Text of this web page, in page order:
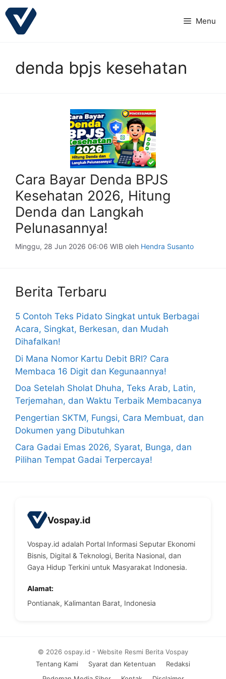
Langsung
ke
Menu
denda bpjs kesehatan
Cara Bayar Denda BPJS
Kesehatan 2026, Hitung
Denda dan Langkah
Pelunasannya!
Minggu, 28 Jun 2026 06:06 WIB oleh Hendra Susanto
Berita Terbaru
5 Contoh Teks Pidato Singkat untuk Berbagai
Acara, Singkat, Berkesan, dan Mudah
Dihafalkan!
Di Mana Nomor Kartu Debit BRI? Cara
Membaca 16 Digit dan Kegunaannya!
Doa Setelah Sholat Dhuha, Teks Arab, Latin,
Terjemahan, dan Waktu Terbaik Membacanya
Pengertian SKTM, Fungsi, Cara Membuat, dan
Dokumen yang Dibutuhkan
Cara Gadai Emas 2026, Syarat, Bunga, dan
Pilihan Tempat Gadai Terpercaya!
Vospay.id
Vospay.id adalah Portal Informasi Seputar Ekonomi
Bisnis, Digital & Teknologi, Berita Nasional, dan
Gaya Hidup Terkini untuk Masyarakat Indonesia.
Alamat:
Pontianak, Kalimantan Barat, Indonesia
Tentang Kami Syarat dan Ketentuan
Redaksi
© 2026 ospay.id - Website Resmi Berita Vospay